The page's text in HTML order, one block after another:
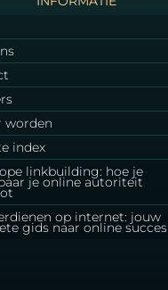
worden
index
linkbuilding: hoe je
je online autoriteit
op internet: jouw
gids naar online succes